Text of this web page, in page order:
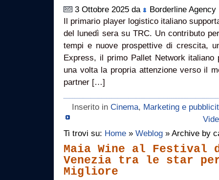
3 Ottobre 2025 da
Borderline Agency
Il primario player logistico italiano
del lunedì sera su TRC. Un contributo
tempi e nuove prospettive di crescita,
Express, il primo Pallet Network italiano
una volta la propria attenzione verso il
partner […]
Inserito in Cinema, Marketing e
Ti trovi su: Home » Weblog » Archive by
Maia Wine al Festival
Venezia tra le star per
Migliore